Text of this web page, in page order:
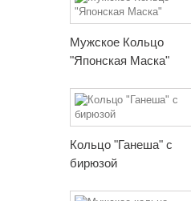
Мужское Кольцо
"Японская Маска"
Кольцо "Ганеша" с
бирюзой